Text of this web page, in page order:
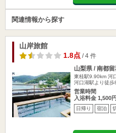
関連情報から探す
山岸旅館
1.8点/ 4 件
山梨県 / 南都
東桂駅9.90km 河
河口湖駅より徒歩
営業時間
入浴料金 1,500
日帰り 宿泊